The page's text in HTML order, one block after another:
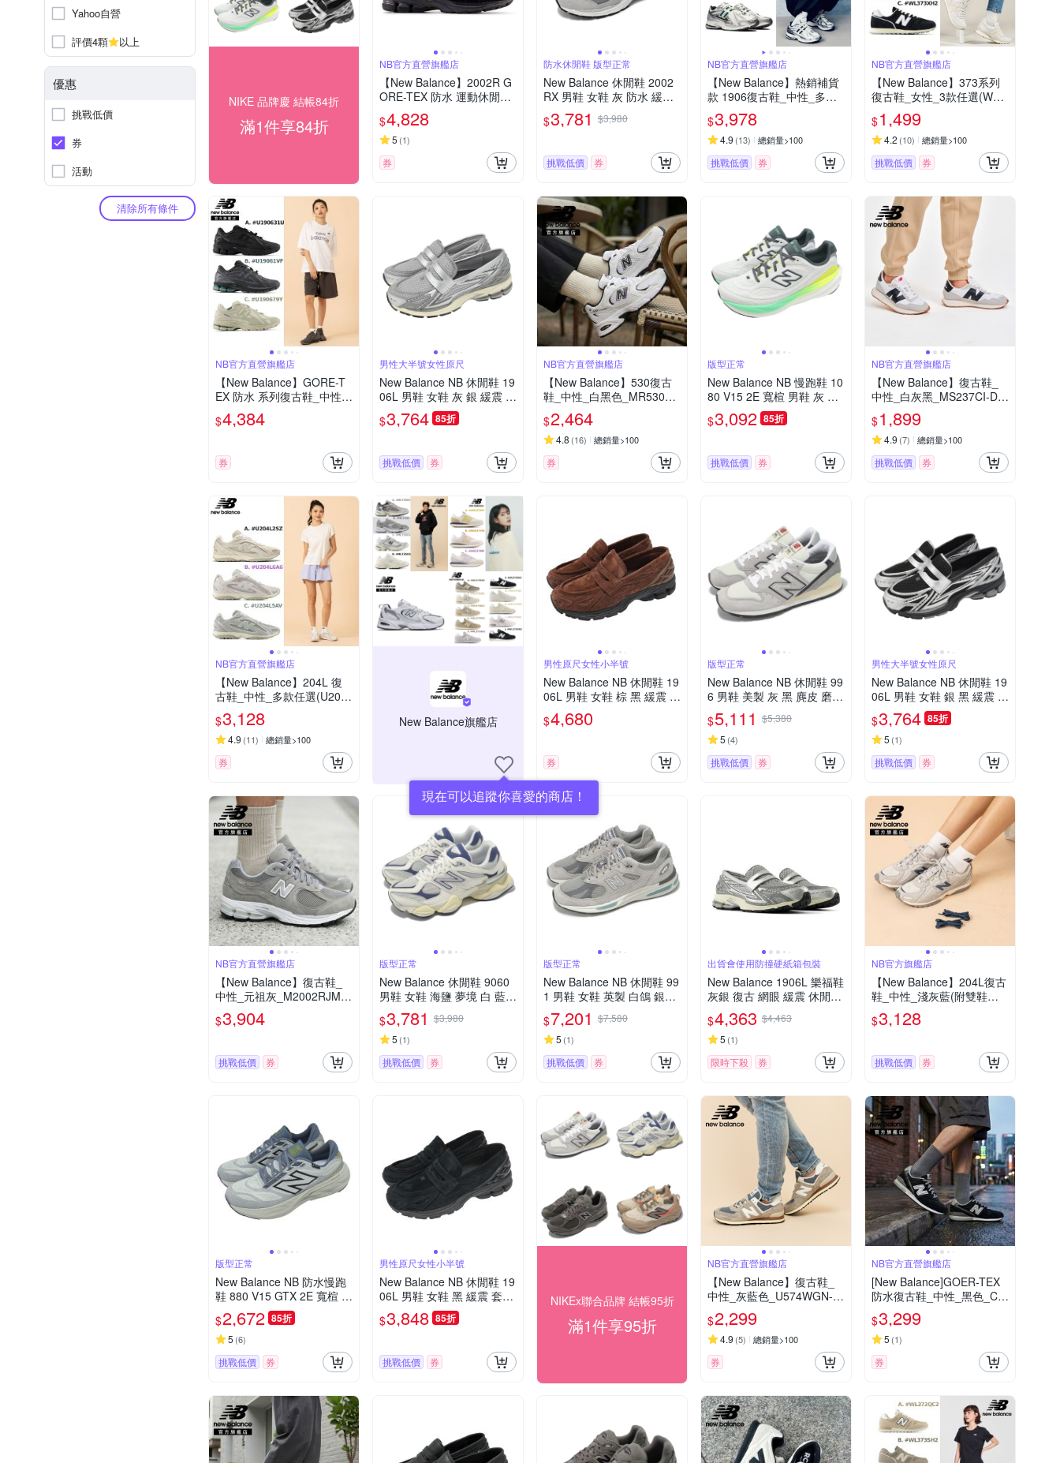
Yahoo自營
評價4顆
以上
優惠
挑戰低價
券
活動
清除所有條件
NIKE 品牌慶 結帳84折
滿1件享84折
NB官方直營旗艦店
【New Balance】2002R G
ORE-TEX 防水 運動休閒鞋
_中性_黑灰色_U20023MB-
D楦
$4,828
5 (1)
券
防水休閒鞋 版型正常
New Balance 休閒鞋 2002
RX 男鞋 女鞋 灰 防水 緩震
麂皮 復古 千禧跑鞋 NB 情
侶鞋 M2002RXJ-D
$3,781 $3,980
挑戰低價 券
NB官方直營旗艦店
【New Balance】熱銷補貨
款 1906復古鞋_中性_多款
任選(M1906RER/M1906RE
U)_IU著用款
$3,978
4.9 (13) 總銷量>100
挑戰低價 券
NB官方直營旗艦店
【New Balance】373系列
復古鞋_女性_3款任選(WL3
73SJ2/WL373SO2/WL373
XH2)(Y購/網路獨家款)
$1,499
4.2 (10) 總銷量>100
挑戰低價 券
NB官方直營旗艦店
【New Balance】GORE-T
EX 防水 系列復古鞋_中性_
3款任選(U190631U/U1906
1VF/U190679Y)
$4,384
券
男性大半號女性原尺
New Balance NB 休閒鞋 19
06L 男鞋 女鞋 灰 銀 緩震 套
入式 無鞋帶 樂福鞋 紐巴倫
U1906LAE-D
$3,764 85折
挑戰低價 券
NB官方直營旗艦店
【New Balance】530復古
鞋_中性_白黑色_MR530E
WB-D
$2,464
4.8 (16) 總銷量>100
券
版型正常
New Balance NB 慢跑鞋 10
80 V15 2E 寬楦 男鞋 灰 綠
緩衝 回彈 運動鞋 M10808M
P-2E
$3,092 85折
挑戰低價 券
NB官方直營旗艦店
【New Balance】復古鞋_
中性_白灰黑_MS237CI-D楦
(網路獨家款)
$1,899
4.9 (7) 總銷量>100
挑戰低價 券
NB官方直營旗艦店
【New Balance】204L 復
古鞋_中性_多款任選(U204
L2SZ/6A6/5AV/8OV/3K9/7A
M/273)
$3,128
4.9 (11) 總銷量>100
券
New Balance旗艦店
現在可以追蹤你喜愛的商店！
男性原尺女性小半號
New Balance NB 休閒鞋 19
06L 男鞋 女鞋 棕 黑 緩震 套
入式 無鞋帶 樂福鞋 紐巴倫
U1906LNS-D
$4,680
券
版型正常
New Balance NB 休閒鞋 99
6 男鞋 美製 灰 黑 麂皮 磨砂
革 拼接 復古 NB U996TG-D
$5,111 $5,380
5 (4)
挑戰低價 券
男性大半號女性原尺
New Balance NB 休閒鞋 19
06L 男鞋 女鞋 銀 黑 緩震 套
入式 無鞋帶 樂福鞋 紐巴倫
U1906LOC-D
$3,764 85折
5 (1)
挑戰低價 券
NB官方直營旗艦店
【New Balance】復古鞋_
中性_元祖灰_M2002RJM-D
楦
$3,904
挑戰低價 券
版型正常
New Balance 休閒鞋 9060
男鞋 女鞋 海鹽 夢境 白 藍
復古 緩震 NB U9060AGB-D
$3,781 $3,980
5 (1)
挑戰低價 券
版型正常
New Balance NB 休閒鞋 99
1 男鞋 女鞋 英製 白鴿 銀灰
復古 NB U991GL2-D
$7,201 $7,580
5 (1)
挑戰低價 券
出貨會使用防撞硬紙箱包裝
New Balance 1906L 樂福鞋
灰銀 復古 網眼 緩震 休閒鞋
運動鞋 男女鞋 U1906LAE
$4,363 $4,463
5 (1)
限時下殺 券
NB官方旗艦店
【New Balance】204L復古
鞋_中性_淺灰藍(附雙鞋帶)_
U204L4HH-D楦
$3,128
挑戰低價 券
版型正常
New Balance NB 防水慢跑
鞋 880 V15 GTX 2E 寬楦 男
鞋 灰 緩震 運動鞋 M880G6
FO-2E
$2,672 85折
5 (6)
挑戰低價 券
男性原尺女性小半號
New Balance NB 休閒鞋 19
06L 男鞋 女鞋 黑 緩震 套入
式 無鞋帶 樂福鞋 紐巴倫 U1
906LNT-D
$3,848 85折
挑戰低價 券
NIKEx聯合品牌 結帳95折
滿1件享95折
NB官方直營旗艦店
【New Balance】復古鞋_
中性_灰藍色_U574WGN-D
楦
$2,299
4.9 (5) 總銷量>100
券
NB官方直營旗艦店
[New Balance]GOER-TEX
防水復古鞋_中性_黑色_CM
996XB2-D楦
$3,299
5 (1)
券